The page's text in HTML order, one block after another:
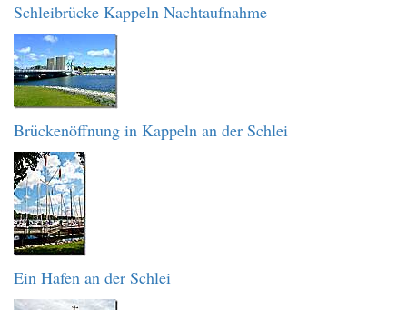
Schleibrücke Kappeln Nachtaufnahme
Brückenöffnung in Kappeln an der Schlei
Ein Hafen an der Schlei